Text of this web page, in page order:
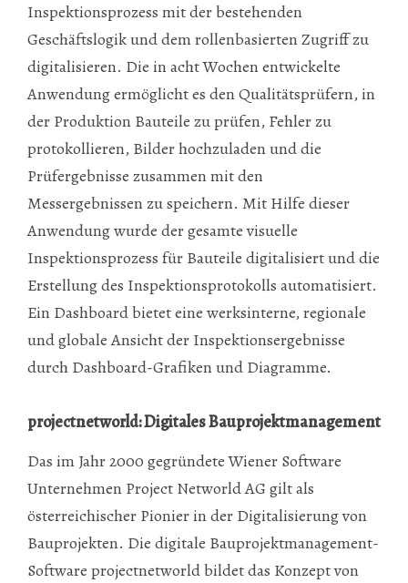
Inspektionsprozess mit der bestehenden
Geschäftslogik und dem rollenbasierten Zugriff zu
digitalisieren. Die in acht Wochen entwickelte
Anwendung ermöglicht es den Qualitätsprüfern, in
der Produktion Bauteile zu prüfen, Fehler zu
protokollieren, Bilder hochzuladen und die
Prüfergebnisse zusammen mit den
Messergebnissen zu speichern. Mit Hilfe dieser
Anwendung wurde der gesamte visuelle
Inspektionsprozess für Bauteile digitalisiert und die
Erstellung des Inspektionsprotokolls automatisiert.
Ein Dashboard bietet eine werksinterne, regionale
und globale Ansicht der Inspektionsergebnisse
durch Dashboard-Grafiken und Diagramme.
projectnetworld: Digitales Bauprojektmanagement
Das im Jahr 2000 gegründete Wiener Software
Unternehmen Project Networld AG gilt als
österreichischer Pionier in der Digitalisierung von
Bauprojekten. Die digitale Bauprojektmanagement-
Software projectnetworld bildet das Konzept von